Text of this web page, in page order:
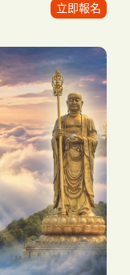
立即報名